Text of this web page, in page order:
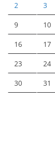
2 3
9 10
16 17
23 24
30 31